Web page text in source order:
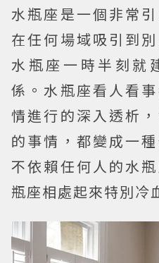
水瓶座是一個非常
在任何場域吸引到
水瓶座一時半刻就
係。水瓶座看人看
情進行的深入透析
的事情，都變成一
不依賴任何人的水
瓶座相處起來特別冷